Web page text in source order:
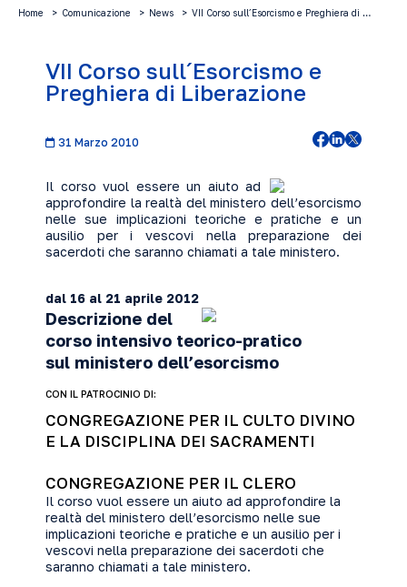
Home Comunicazione News VII Corso sull´Esorcismo e Preghiera di …
VII Corso sull´Esorcismo e
Preghiera di Liberazione
31 Marzo 2010
Il corso vuol essere un aiuto ad
approfondire la realtà del ministero dell’esorcismo
nelle sue implicazioni teoriche e pratiche e un
ausilio per i vescovi nella preparazione dei
sacerdoti che saranno chiamati a tale ministero.
dal 16 al 21 aprile 2012
Descrizione del
corso intensivo teorico-pratico
sul ministero dell’esorcismo
CON IL PATROCINIO DI:
CONGREGAZIONE PER IL CULTO DIVINO
E LA DISCIPLINA DEI SACRAMENTI
CONGREGAZIONE PER IL CLERO
Il corso vuol essere un aiuto ad approfondire la
realtà del ministero dell’esorcismo nelle sue
implicazioni teoriche e pratiche e un ausilio per i
vescovi nella preparazione dei sacerdoti che
saranno chiamati a tale ministero.